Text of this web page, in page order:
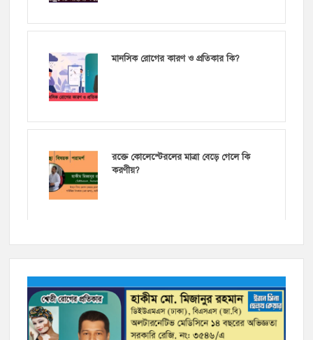
মানসিক রোগের কারণ ও প্রতিকার কি?
রক্তে কোলেস্টেরলের মাত্রা বেড়ে গেলে কি
করণীয়?